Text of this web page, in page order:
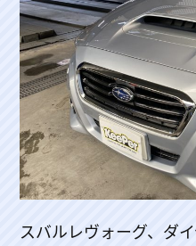
スバルレヴォーグ、ダ